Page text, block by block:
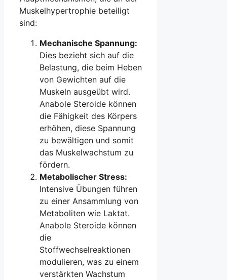
Muskelhypertrophie beteiligt
sind:
Mechanische Spannung:
Dies bezieht sich auf die
Belastung, die beim Heben
von Gewichten auf die
Muskeln ausgeübt wird.
Anabole Steroide können
die Fähigkeit des Körpers
erhöhen, diese Spannung
zu bewältigen und somit
das Muskelwachstum zu
fördern.
Metabolischer Stress:
Intensive Übungen führen
zu einer Ansammlung von
Metaboliten wie Laktat.
Anabole Steroide können
die
Stoffwechselreaktionen
modulieren, was zu einem
verstärkten Wachstum